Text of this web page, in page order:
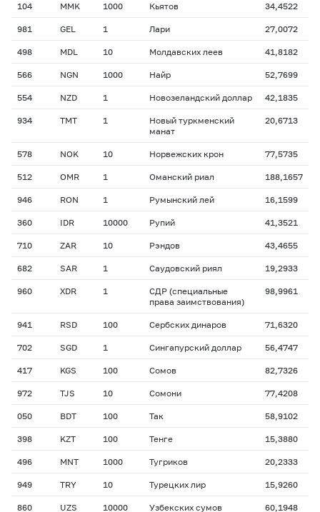
104 MMK 1000 Кьятов 34,4522
981 GEL 1 Лари 27,0072
498 MDL 10 Молдавских леев 41,8182
566 NGN 1000 Найр 52,7699
554 NZD 1 Новозеландский доллар 42,1835
934 TMT 1
Новый туркменский
манат
20,6713
578 NOK 10 Норвежских крон 77,5735
512 OMR 1 Оманский риал 188,1657
946 RON 1 Румынский лей 16,1599
360 IDR 10000 Рупий 41,3521
710 ZAR 10 Рэндов 43,4655
682 SAR 1 Саудовский риял 19,2933
960 XDR 1
СДР (специальные
права заимствования)
98,9961
941 RSD 100 Сербских динаров 71,6320
702 SGD 1 Сингапурский доллар 56,4747
417 KGS 100 Сомов 82,7326
972 TJS 10 Сомони 77,4208
050 BDT 100 Так 58,9102
398 KZT 100 Тенге 15,3880
496 MNT 1000 Тугриков 20,2333
949 TRY 10 Турецких лир 15,9260
860 UZS 10000 Узбекских сумов 60,1948